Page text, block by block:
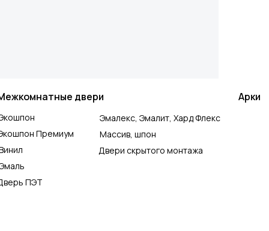
ПЭТ
Премиум
Двери скрытого монтажа
Массив, шпон
Эмалекс, Эмалит, Хард Флекс
Арки
двери